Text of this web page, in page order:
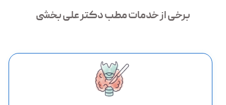
برخی از خدمات مطب دکتر علی بخشی